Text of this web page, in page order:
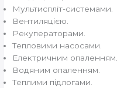
Мультиспліт-системами.
Вентиляцією.
Рекуператорами.
Тепловими насосами.
Електричним опаленням.
Водяним опаленням.
Теплими підлогами.